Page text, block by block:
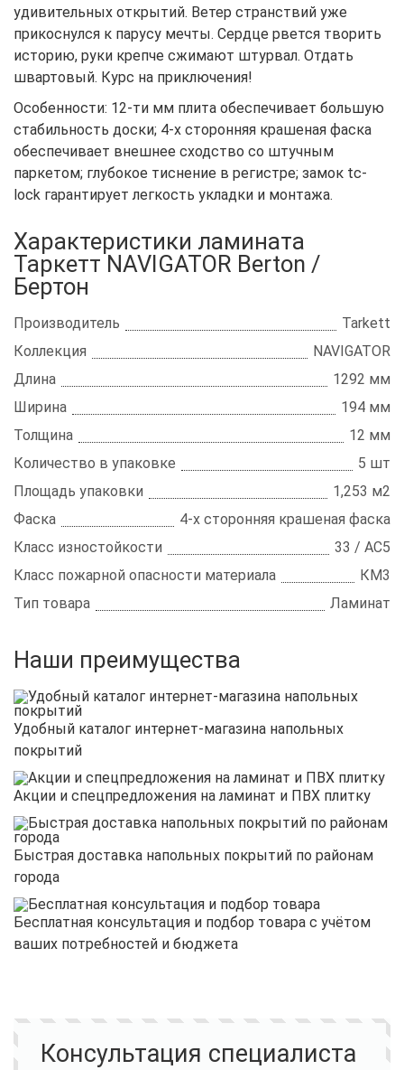
удивительных открытий. Ветер странствий уже
прикоснулся к парусу мечты. Сердце рвется творить
историю, руки крепче сжимают штурвал. Отдать
швартовый. Курс на приключения!
Особенности: 12-ти мм плита обеспечивает большую
стабильность доски; 4-х сторонняя крашеная фаска
обеспечивает внешнее сходство со штучным
паркетом; глубокое тиснение в регистре; замок tc-
lock гарантирует легкость укладки и монтажа.
Характеристики ламината
Таркетт NAVIGATOR Berton /
Бертон
Производитель
Tarkett
Коллекция
NAVIGATOR
Длина
1292 мм
Ширина
194 мм
Толщина
12 мм
Количество в упаковке
5 шт
Площадь упаковки
1,253 м2
Фаска
4-х сторонняя крашеная фаска
Класс изностойкости
33 / АС5
Класс пожарной опасности материала
КМ3
Тип товара
Ламинат
Наши преимущества
Удобный каталог интернет-магазина напольных
покрытий
Акции и спецпредложения на ламинат и ПВХ плитку
Быстрая доставка напольных покрытий по районам
города
Бесплатная консультация и подбор товара с учётом
ваших потребностей и бюджета
Консультация специалиста